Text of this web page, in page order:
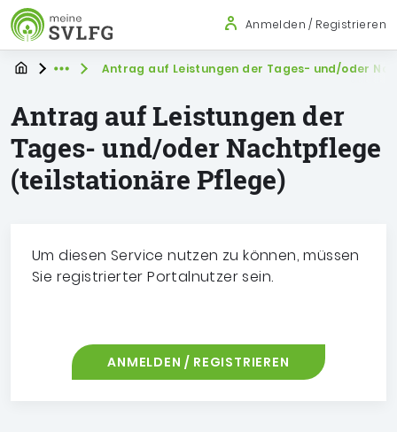
Inhalt
Springe zu: Hauptmenü
Sozialversicherung für
Hauptmenü Anmelden / Registrieren
Inhaltsbereich
StartseiteExpand breadcrumb Navigation
Sie befinden sich hier:
Antrag auf Leistungen der Tages- und/oder
Antrag auf Leistungen der
Tages- und/oder Nachtpflege
(teilstationäre Pflege)
Um diesen Service nutzen zu können, müssen
Sie registrierter Portalnutzer sein.
ANMELDEN / REGISTRIEREN